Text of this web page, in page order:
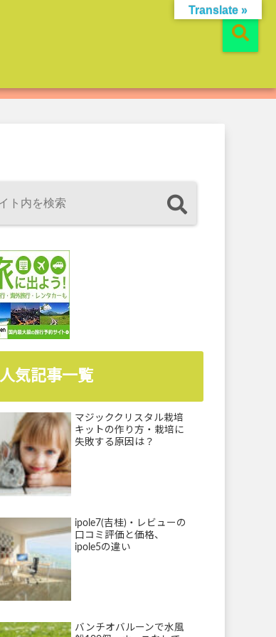
人気記事一覧
マジッククリスタル栽培
キットの作り方・栽培に
失敗する原因は？
ipole7(吉桂)・レビューの
口コミ評価と価格、
ipole5の違い
バンチオバルーンで水風
Translate »